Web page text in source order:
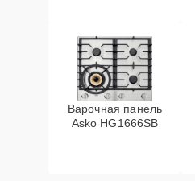
Варочная панель
Asko HG1666SB